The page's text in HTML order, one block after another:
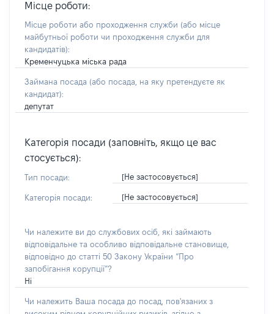
Місце роботи:
Місце роботи або проходження служби (або місце
майбутньої роботи чи проходження служби для
кандидатів):
Кременчуцька міська рада
Займана посада (або посада, на яку претендуєте як
кандидат):
депутат
Категорія посади (заповніть, якщо це вас
стосується):
Тип посади: [Не застосовується]
Категорія посади: [Не застосовується]
Чи належите ви до службових осіб, які займають
відповідальне та особливо відповідальне становище,
відповідно до статті 50 Закону України “Про
запобігання корупції”?
Ні
Чи належить Ваша посада до посад, пов'язаних з